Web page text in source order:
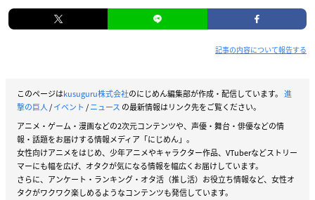
記事の内容について報告する
このページはkusuguru株式会社のにじめん編集部が作成・配信しています。 進
撃の巨人/イベント /ニュース の最新情報はリンク先をご覧ください。
アニメ・ゲーム・漫画などの2次元コンテンツや、声優・舞台・俳優などの情
報・話題をお届けする情報メディア「にじめん」。
女性向けアニメをはじめ、少年アニメやキャラクター作品、VTuberなどストリー
マーにも幅を広げ、オタクが気になる情報を幅広くお届けしています。
さらに、アンケート・ランキング・オタ活（推し活）お役立ち情報など、女性オ
タクがワクワク楽しめるようなコンテンツも発信しています。